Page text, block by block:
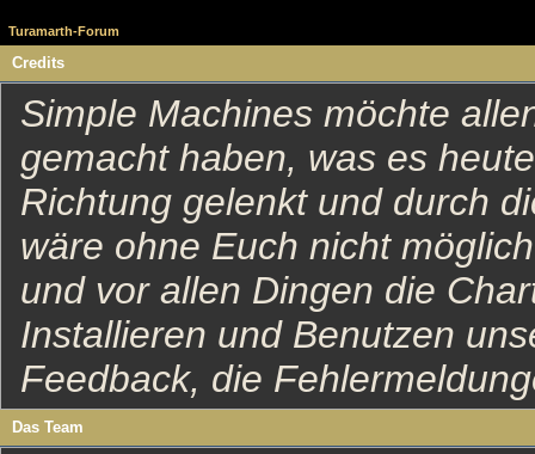
Turamarth-Forum
Credits
Simple Machines möchte
gemacht haben, was es
Richtung gelenkt und durch
wäre ohne Euch nicht
und vor allen Dingen die
Installieren und Benutzen
Feedback, die
Das Team